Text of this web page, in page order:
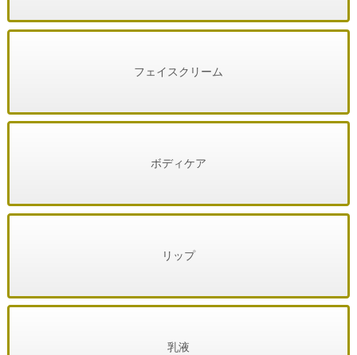
フェイスクリーム
ボディケア
リップ
乳液